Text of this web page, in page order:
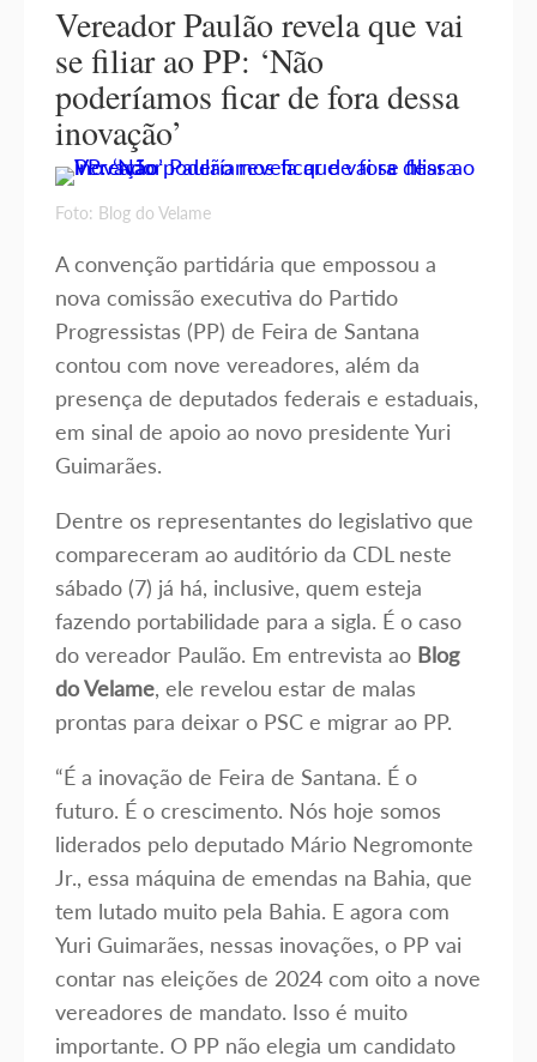
Vereador Paulão revela que vai
se filiar ao PP: ‘Não
poderíamos ficar de fora dessa
inovação’
Foto: Blog do Velame
A convenção partidária que empossou a
nova comissão executiva do Partido
Progressistas (PP) de Feira de Santana
contou com nove vereadores, além da
presença de deputados federais e estaduais,
em sinal de apoio ao novo presidente Yuri
Guimarães.
Dentre os representantes do legislativo que
compareceram ao auditório da CDL neste
sábado (7) já há, inclusive, quem esteja
fazendo portabilidade para a sigla. É o caso
do vereador Paulão. Em entrevista ao Blog
do Velame, ele revelou estar de malas
prontas para deixar o PSC e migrar ao PP.
“É a inovação de Feira de Santana. É o
futuro. É o crescimento. Nós hoje somos
liderados pelo deputado Mário Negromonte
Jr., essa máquina de emendas na Bahia, que
tem lutado muito pela Bahia. E agora com
Yuri Guimarães, nessas inovações, o PP vai
contar nas eleições de 2024 com oito a nove
vereadores de mandato. Isso é muito
importante. O PP não elegia um candidato